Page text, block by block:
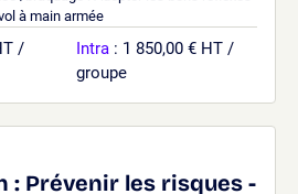
à main armée
/
Intra : 1 850,00 € HT /
groupe
: Prévenir les risques -